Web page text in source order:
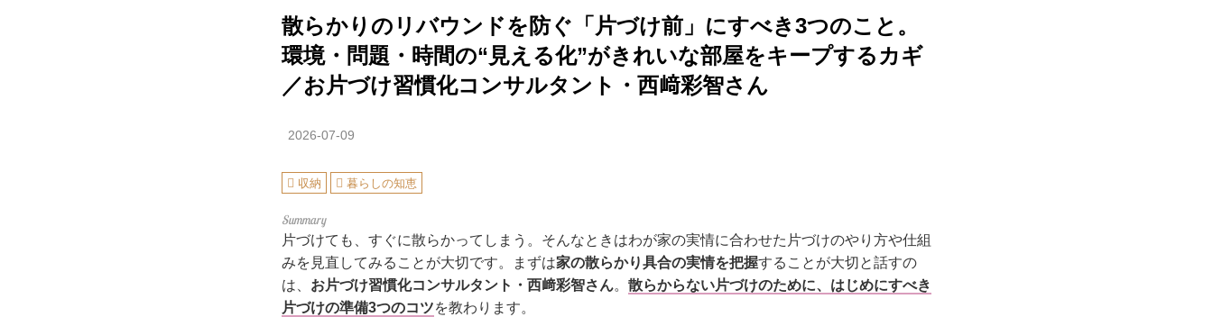
散らかりのリバウンドを防ぐ「片づけ前」にすべき3つのこと。
環境・問題・時間の“見える化”がきれいな部屋をキープするカギ
／お片づけ習慣化コンサルタント・西﨑彩智さん
2026-07-09
収納 暮らしの知恵
片づけても、すぐに散らかってしまう。そんなときはわが家の実情に合わせた片づけのやり方や仕組
みを見直してみることが大切です。まずは家の散らかり具合の実情を把握することが大切と話すの
は、 お片づけ習慣化コンサルタント・西﨑彩智さん。 散らからない片づけのために、はじめにすべき
片づけの準備3つのコツを教わります。